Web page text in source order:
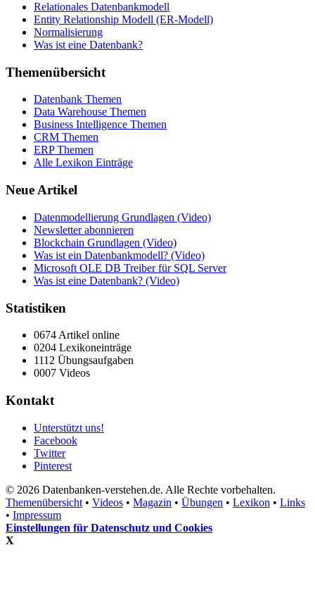
Relationales Datenbankmodell
Entity Relationship Modell (ER-Modell)
Normalisierung
Was ist eine Datenbank?
Themenübersicht
Datenbank Themen
Data Warehouse Themen
Business Intelligence Themen
CRM Themen
ERP Themen
Alle Lexikon Einträge
Neue Artikel
Datenmodellierung Grundlagen (Video)
Newsletter abonnieren
Blockchain Grundlagen (Video)
Was ist ein Datenbankmodell? (Video)
Microsoft OLE DB Treiber für SQL Server
Was ist eine Datenbank? (Video)
Statistiken
0674 Artikel online
0204 Lexikoneinträge
1112 Übungsaufgaben
0007 Videos
Kontakt
Unterstützt uns!
Facebook
Twitter
Pinterest
© 2026 Datenbanken-verstehen.de. Alle Rechte vorbehalten.
Themenübersicht • Videos • Magazin • Übungen • Lexikon • Links
• Impressum
Einstellungen für Datenschutz und Cookies
X